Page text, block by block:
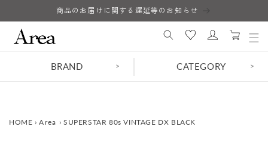
進む
商品のお届けに関する遅延等のお知らせ
ロ
イ
カ
ー
BRAND > CATEGORY >
HOME › Area › SUPERSTAR 80s VINTAGE DX BLACK